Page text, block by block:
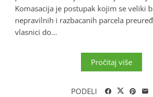
Komasacija je postupak kojim se veliki
nepravilnih i razbacanih parcela
vlasnici do...
Pročitaj više
PODELI